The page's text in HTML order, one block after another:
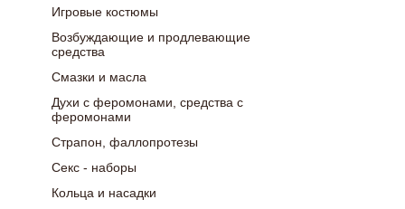
Игровые костюмы
Возбуждающие и продлевающие
средства
Смазки и масла
Духи с феромонами, средства с
феромонами
Страпон, фаллопротезы
Секс - наборы
Кольца и насадки